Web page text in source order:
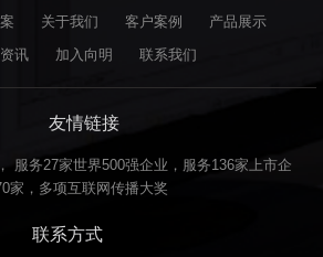
关于我们 客户案例
产品展示
讯
加入向明 联系我们
友情链接
服务27家世界500强企业，服务136家上市企
家，多项互联网传播大奖
联系方式